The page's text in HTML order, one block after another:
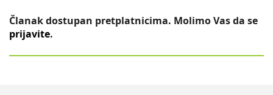
Članak dostupan pretplatnicima. Molimo Vas da se
prijavite.